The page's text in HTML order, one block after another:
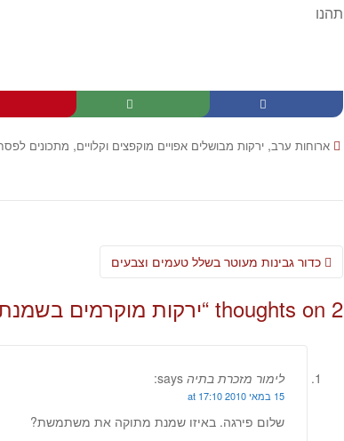
תהנו
ארוחות ערב, ירקות מבושלים אפויים מוקפצים וקלויים, מתכונים
2 thoughts on “ ירקות מוקרמים בשמנת
לימור מזכרת בתיה says:
15 במאי 2010 at 17:10
שלום פירגה. באיזו שמנת מתוקה את משתמשת?